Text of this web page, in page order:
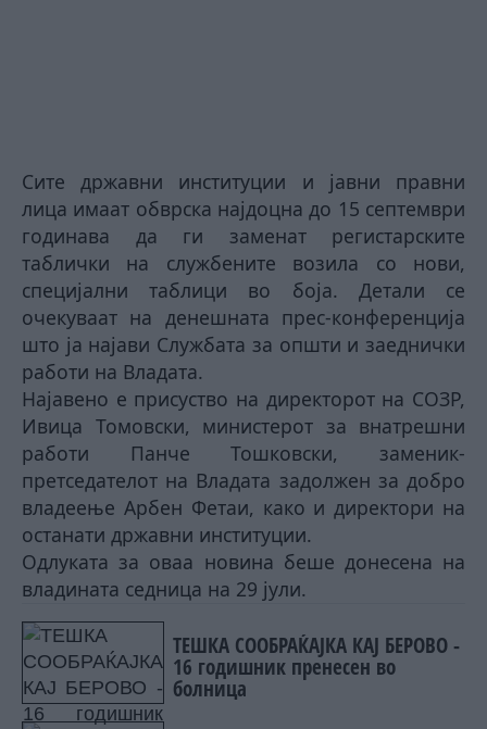
Сите државни институции и јавни правни
лица имаат обврска најдоцна до 15 септември
годинава да ги заменат регистарските
таблички на службените возила со нови,
специјални таблици во боја. Детали се
очекуваат на денешната прес-конференција
што ја најави Службата за општи и заеднички
работи на Владата.
Најавено е присуство на директорот на СОЗР,
Ивица Томовски, министерот за внатрешни
работи Панче Тошковски, заменик-
претседателот на Владата задолжен за добро
владеење Арбен Фетаи, како и директори на
останати државни институции.
Одлуката за оваа новина беше донесена на
владината седница на 29 јули.
ТЕШКА СООБРАЌАЈКА КАЈ БЕРОВО -
16 годишник пренесен во
болница